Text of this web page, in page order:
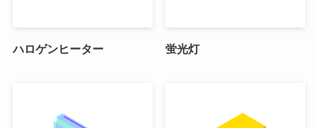
ハロゲンヒーター 蛍光灯